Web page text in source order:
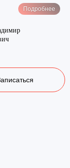
Подробнее